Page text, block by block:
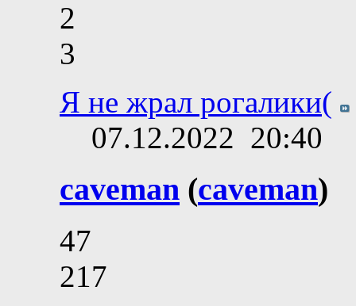
2
3
Я не жрал рогалики(
07.12.2022 20:40
caveman (caveman)
47
217